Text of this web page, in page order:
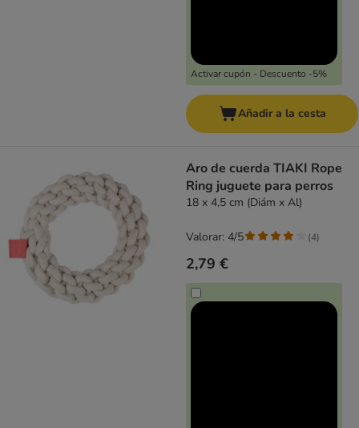
Activar cupón - Descuento -5%
Añadir a la cesta
Aro de cuerda TIAKI Rope
Ring juguete para perros
18 x 4,5 cm (Diám x Al)
2,79 €
Valorar: 4/5 (4)